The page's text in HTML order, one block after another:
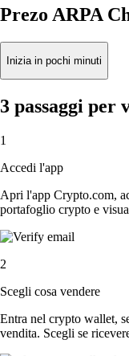
Prezo ARPA
Inizia in pochi minuti
3 passaggi per
1
Accedi l'app
Apri l'app Crypto.com,
portafoglio crypto e
2
Scegli cosa vendere
Entra nel crypto wallet,
vendita. Scegli se